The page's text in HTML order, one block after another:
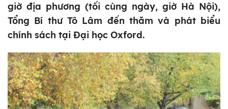
giờ địa phương (tối cùng ngày, giờ Hà Nội),
Tổng Bí thư Tô Lâm đến thăm và phát biểu
chính sách tại Đại học Oxford.